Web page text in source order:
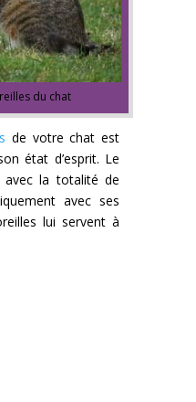
du chat
de votre chat est
état d’esprit. Le
la totalité de
avec ses
lui servent à